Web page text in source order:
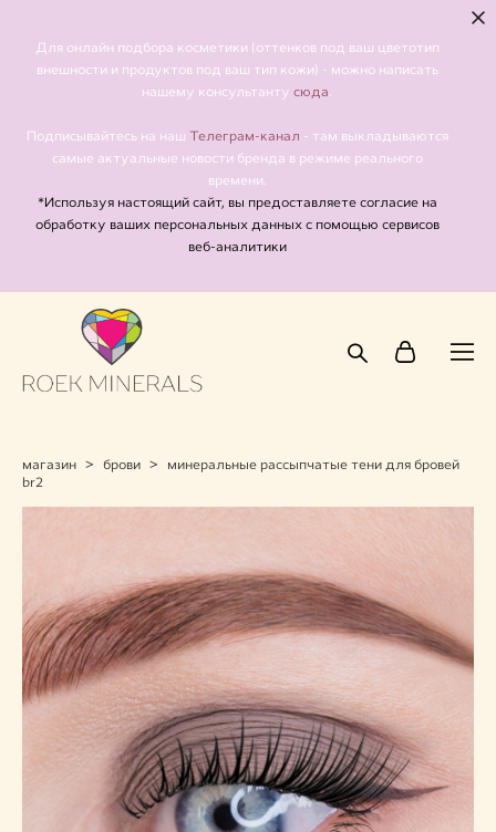
Для онлайн подбора косметики (оттенков под ваш цветотип
внешности и продуктов под ваш тип кожи) - можно написать
нашему консультанту сюда.
Подписывайтесь на наш Телеграм-канал - там выкладываются
самые актуальные новости бренда в режиме реального
времени.
*Используя настоящий сайт, вы предоставляете согласие на
обработку ваших персональных данных с помощью сервисов
веб-аналитики
магазин > брови >
минеральные рассыпчатые тени для бровей
br2